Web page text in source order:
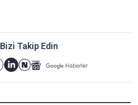
Bizi Takip Edin